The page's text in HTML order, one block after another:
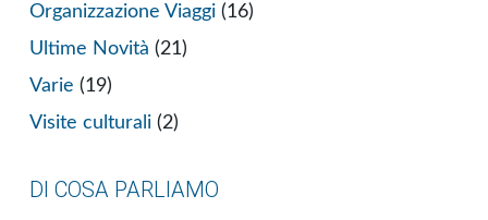
Organizzazione Viaggi (16)
Ultime Novità (21)
Varie (19)
Visite culturali (2)
DI COSA PARLIAMO